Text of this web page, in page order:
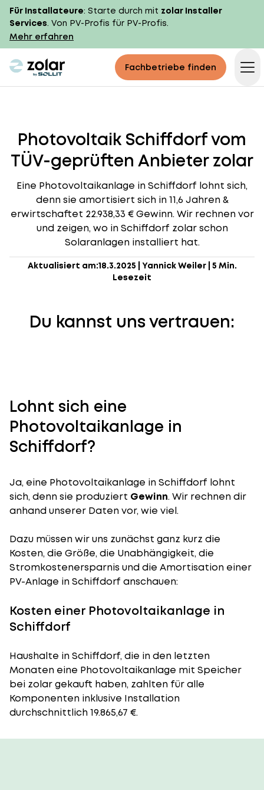
Für Installateure: Starte durch mit zolar Installer
Services. Von PV-Profis für PV-Profis.
Mehr erfahren
zolar logo Fachbetriebe finden
Photovoltaik Schiffdorf vom
TÜV-geprüften Anbieter zolar
Eine Photovoltaikanlage in Schiffdorf lohnt sich,
denn sie amortisiert sich in 11,6 Jahren &
erwirtschaftet 22.938,33 € Gewinn. Wir rechnen vor
und zeigen, wo in Schiffdorf zolar schon
Solaranlagen installiert hat.
Aktualisiert am:18.3.2025 Yannick Weiler| 5 Min.
Lesezeit
Du kannst uns vertrauen:
Lohnt sich eine
Photovoltaikanlage in
Schiffdorf?
Ja, eine Photovoltaikanlage in Schiffdorf lohnt
sich, denn sie produziert Gewinn. Wir rechnen dir
anhand unserer Daten vor, wie viel.
Dazu müssen wir uns zunächst ganz kurz die
Kosten, die Größe, die Unabhängigkeit, die
Stromkostenersparnis und die Amortisation einer
PV-Anlage in Schiffdorf anschauen:
Kosten einer Photovoltaikanlage in
Schiffdorf
Haushalte in Schiffdorf, die in den letzten
Monaten eine Photovoltaikanlage mit Speicher
bei zolar gekauft haben, zahlten für alle
Komponenten inklusive Installation
durchschnittlich 19.865,67 €.